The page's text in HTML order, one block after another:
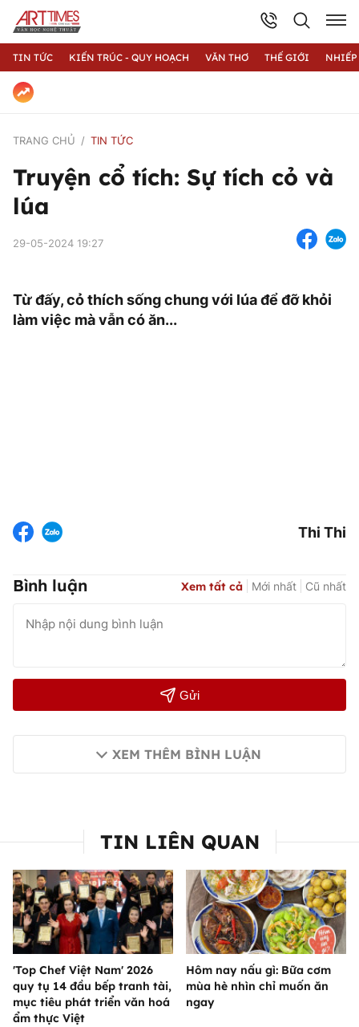
TIN TỨC KIẾN TRÚC - QUY HOẠCH VĂN THƠ THẾ GIỚI
TRANG CHỦ TIN TỨC
Truyện cổ tích: Sự tích cỏ và
lúa
29-05-2024 19:27
Từ đấy, cỏ thích sống chung với lúa để đỡ khỏi
làm việc mà vẫn có ăn...
Thi Thi
Bình luận Xem tất cả Mới nhất Cũ nhất
Gửi
XEM THÊM BÌNH LUẬN
TIN LIÊN QUAN
'Top Chef Việt Nam' 2026
quy tụ 14 đầu bếp tranh tài,
mục tiêu phát triển văn hoá
ẩm thực Việt
Hôm nay nấu gì: Bữa cơm
mùa hè nhìn chỉ muốn ăn
ngay